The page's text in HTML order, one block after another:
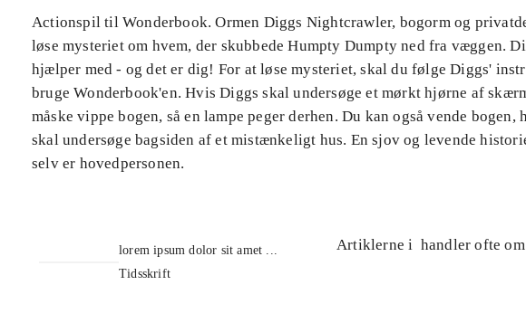
Actionspil til Wonderbook. Ormen Diggs Nightcrawler, bogorm og
løse mysteriet om hvem, der skubbede Humpty Dumpty ned fra væggen.
hjælper med - og det er dig! For at løse mysteriet, skal du følge Diggs'
bruge Wonderbook'en. Hvis Diggs skal undersøge et mørkt hjørne af
måske vippe bogen, så en lampe peger derhen. Du kan også vende bogen,
skal undersøge bagsiden af et mistænkeligt hus. En sjov og levende
selv er hovedpersonen.
lorem ipsum dolor sit amet ...
Tidsskrift
Artiklerne i handler ofte om